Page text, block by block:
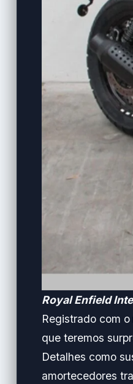
Royal Enfield
Registrado com o
que teremos
Detalhes como
amortecedores